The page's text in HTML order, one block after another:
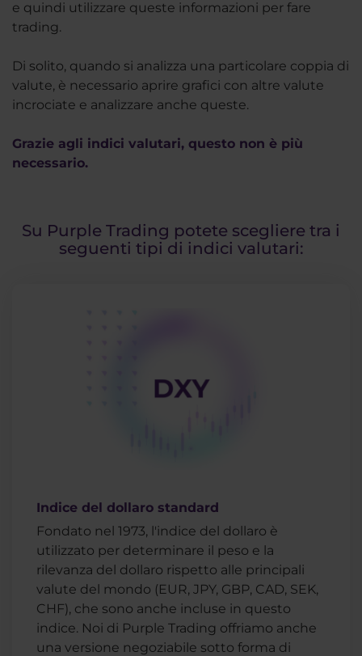
e quindi utilizzare queste informazioni per fare
trading.
Di solito, quando si analizza una particolare coppia di
valute, è necessario aprire grafici con altre valute
incrociate e analizzare anche queste.
Grazie agli indici valutari, questo non è più
necessario.
Su Purple Trading potete scegliere tra i
seguenti tipi di indici valutari:
Indice del dollaro standard
Fondato nel 1973, l'indice del dollaro è
utilizzato per determinare il peso e la
rilevanza del dollaro rispetto alle principali
valute del mondo (EUR, JPY, GBP, CAD, SEK,
CHF), che sono anche incluse in questo
indice. Noi di Purple Trading offriamo anche
una versione negoziabile sotto forma di